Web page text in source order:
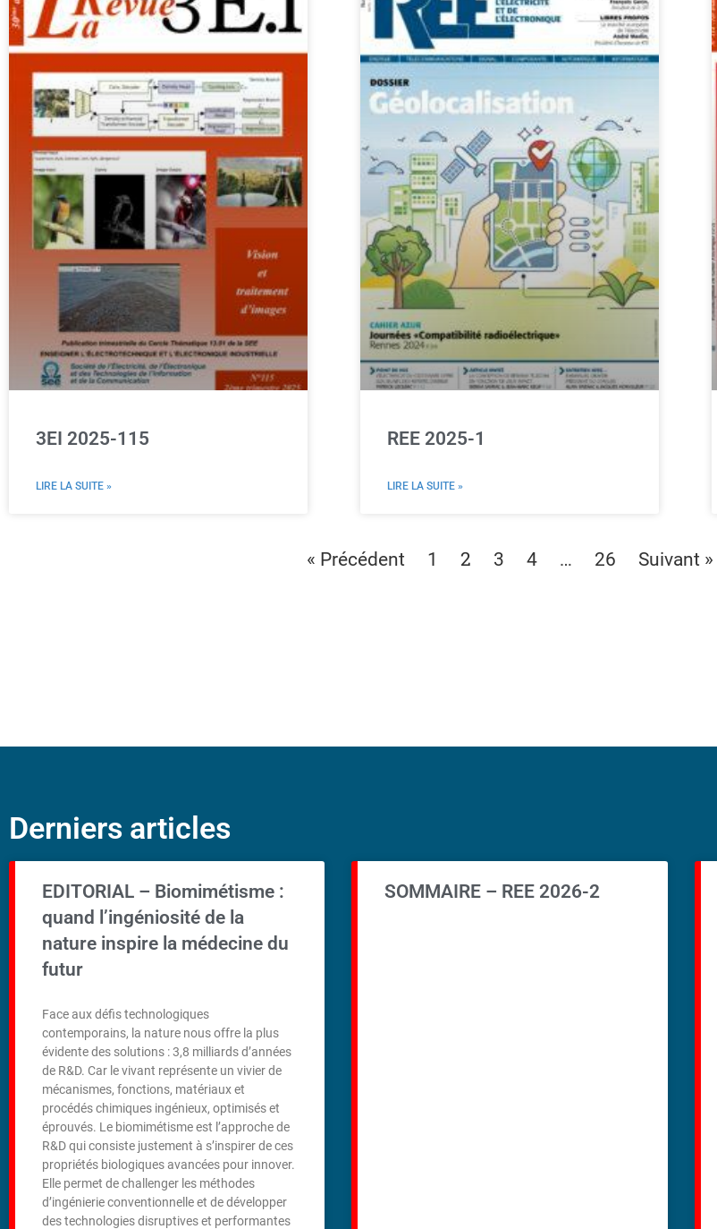
3EI 2025-115
LIRE LA SUITE »
REE 2025-1
LIRE LA SUITE »
« Précédent 1 2 3 4 … 26 Suivant »
Derniers articles
EDITORIAL – Biomimétisme :
quand l’ingéniosité de la
nature inspire la médecine du
futur
Face aux défis technologiques
contemporains, la nature nous offre la plus
évidente des solutions : 3,8 milliards d’années
de R&D. Car le vivant représente un vivier de
mécanismes, fonctions, matériaux et
procédés chimiques ingénieux, optimisés et
éprouvés. Le biomimétisme est l’approche de
R&D qui consiste justement à s’inspirer de ces
propriétés biologiques avancées pour innover.
Elle permet de challenger les méthodes
d’ingénierie conventionnelle et de développer
des technologies disruptives et performantes
SOMMAIRE – REE 2026-2